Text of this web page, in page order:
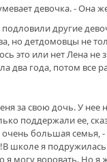
девочка. - Она
другие
но детдомовцы не
это или нет Лена
два года, потом все
за свою дочь. У нее
поддержали ее,
большая семья,
школе я
могу воровать. Но я